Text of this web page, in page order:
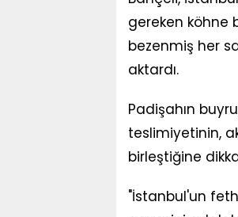
gereken köhne
bezenmiş her
aktardı.
Padişahın
teslimiyetinin,
birleştiğine
"İstanbul'un